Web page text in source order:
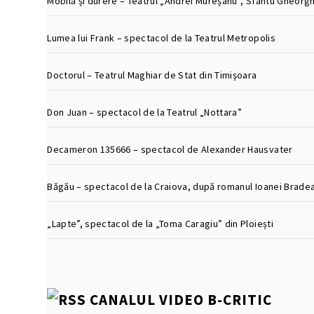
Lumea lui Frank – spectacol de la Teatrul Metropolis
Doctorul – Teatrul Maghiar de Stat din Timișoara
Don Juan – spectacol de la Teatrul „Nottara”
Decameron 135666 – spectacol de Alexander Hausvater
Băgău – spectacol de la Craiova, după romanul Ioanei
„Lapte”, spectacol de la „Toma Caragiu” din Ploiești
CANALUL VIDEO B-CRITIC